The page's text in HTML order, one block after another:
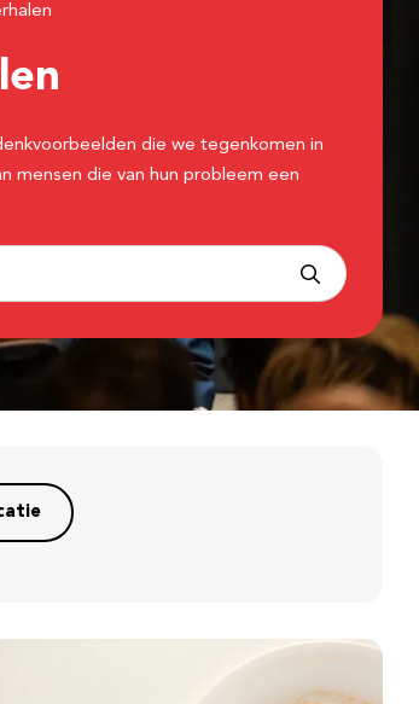
die we tegenkomen in
mensen die van hun probleem een